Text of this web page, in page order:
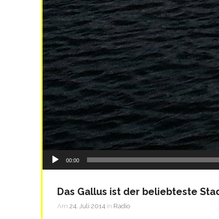
Audio-
Player
00:00
Das Gallus ist der beliebteste
Am 24. Juli 2014 in Radio